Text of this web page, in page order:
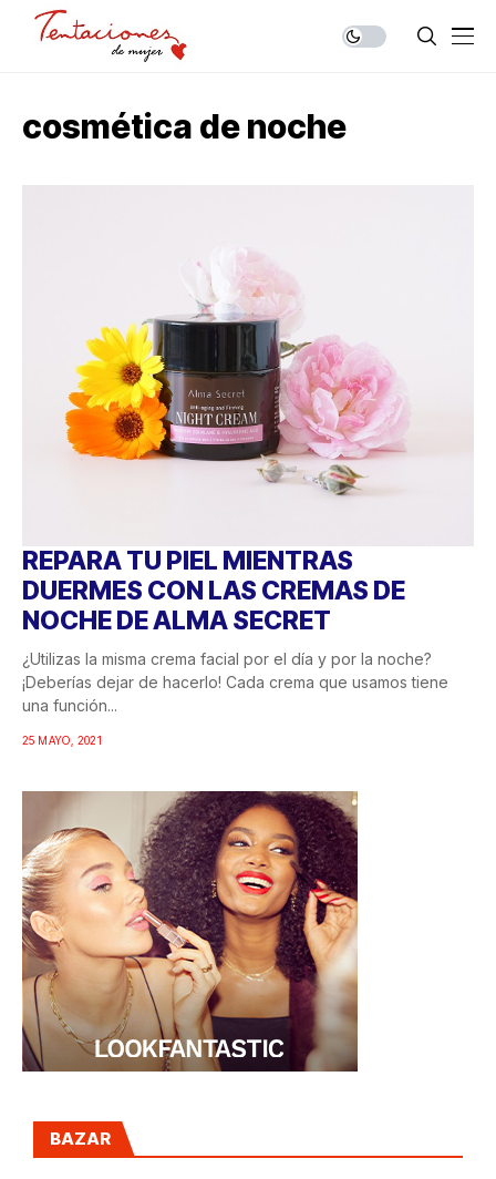
cosmética de noche
REPARA TU PIEL MIENTRAS
DUERMES CON LAS CREMAS DE
NOCHE DE ALMA SECRET
¿Utilizas la misma crema facial por el día y por la noche?
¡Deberías dejar de hacerlo! Cada crema que usamos tiene
una función...
25 MAYO, 2021
BAZAR